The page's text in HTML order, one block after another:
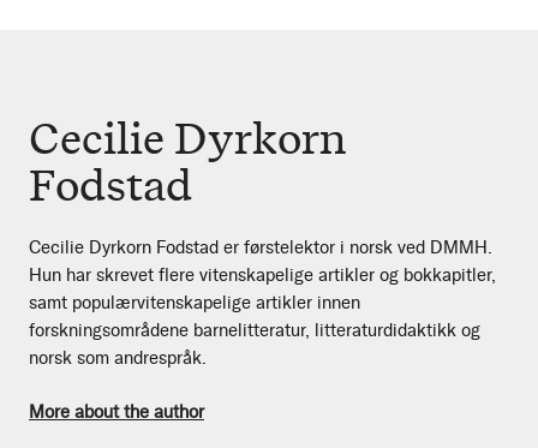
Cecilie Dyrkorn
Fodstad
Cecilie Dyrkorn Fodstad er førstelektor i norsk ved DMMH.
Hun har skrevet flere vitenskapelige artikler og bokkapitler,
samt populærvitenskapelige artikler innen
forskningsområdene barnelitteratur, litteraturdidaktikk og
norsk som andrespråk.
More about the author